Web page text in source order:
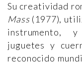
Su creatividad
Mass(1977),
instrumento,
juguetes y
reconocido